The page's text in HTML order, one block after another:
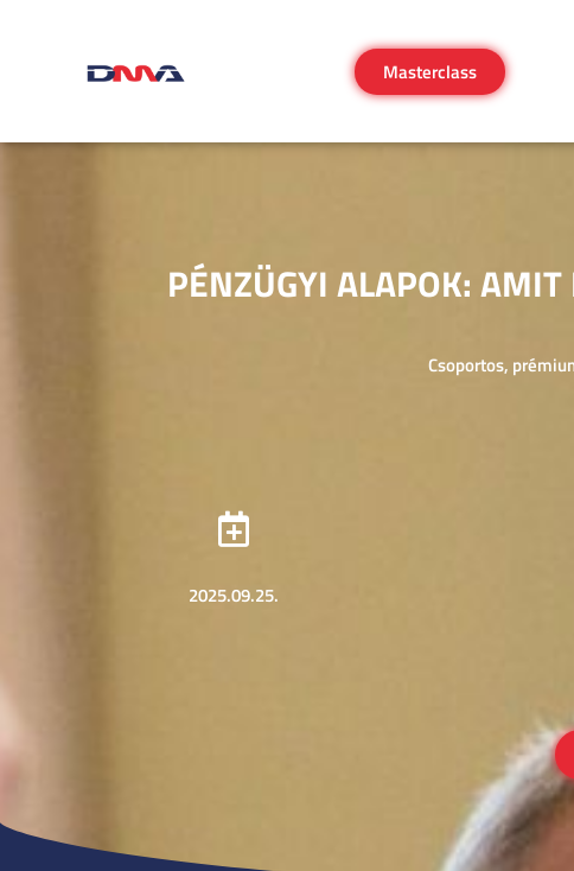
Masterclass
PÉNZÜGYI ALAPOK:
Csoportos,
2025.09.25.